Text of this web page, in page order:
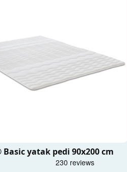
Basic yatak pedi 90x200 cm